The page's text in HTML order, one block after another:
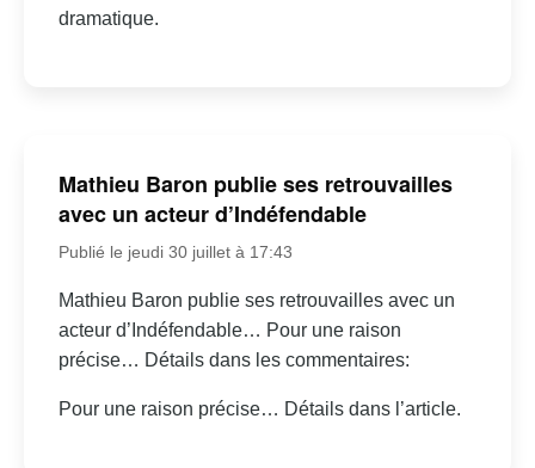
dramatique.
Mathieu Baron publie ses retrouvailles
avec un acteur d’Indéfendable
Publié le jeudi 30 juillet à 17:43
Mathieu Baron publie ses retrouvailles avec un
acteur d’Indéfendable… Pour une raison
précise… Détails dans les commentaires:
Pour une raison précise… Détails dans l’article.